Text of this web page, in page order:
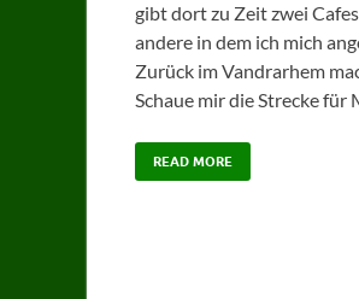
gibt dort zu Zeit zwei
andere in dem ich mich
Zurück im Vandrarhem
Schaue mir die Strecke für
READ MORE